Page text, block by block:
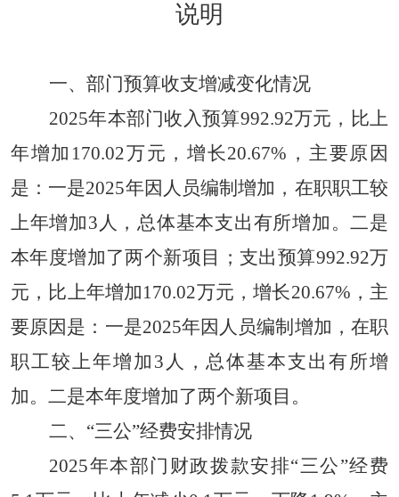
说明
一、 部门预算收支增减变化情况
2025年本部门收入预算992.92万元，比上
年增加170.02万元，增长20.67%，主要原因
是：一是2025年因人员编制增加，在职职工较
上年增加3人，总体基本支出有所增加。二是
本年度增加了两个新项目；支出预算992.92万
元，比上年增加170.02万元，增长20.67%，主
要原因是：一是2025年因人员编制增加，在职
职工较上年增加3人，总体基本支出有所增
加。二是本年度增加了两个新项目。
二、 “三公”经费安排情况
2025年本部门财政拨款安排“三公”经费